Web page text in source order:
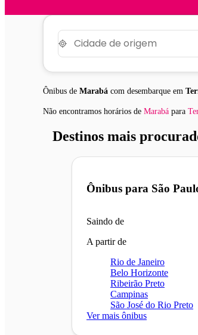
Ônibus de Marabá com desembarque em
Não encontramos horários de Marabá para
Destinos mais
Ônibus para São
Saindo de
A partir de
Rio de Janeiro
Belo Horizonte
Ribeirão Preto
Campinas
São José do Rio Preto
Ver mais ônibus